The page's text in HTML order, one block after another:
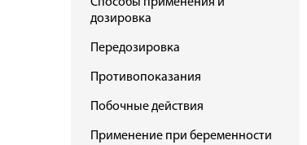
дозировка
Передозировка
Противопоказания
Побочные действия
Применение при беременности